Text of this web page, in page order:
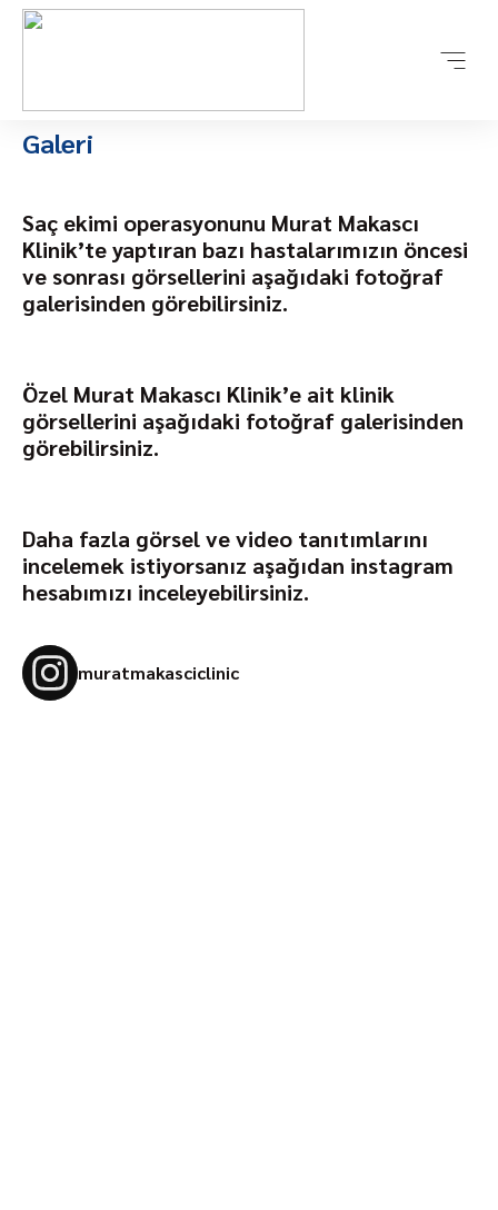
Galeri
Saç ekimi operasyonunu Murat Makascı
Klinik’te yaptıran bazı hastalarımızın öncesi
ve sonrası görsellerini aşağıdaki fotoğraf
galerisinden görebilirsiniz.
Özel Murat Makascı Klinik’e ait klinik
görsellerini aşağıdaki fotoğraf galerisinden
görebilirsiniz.
Daha fazla görsel ve video tanıtımlarını
incelemek istiyorsanız aşağıdan instagram
hesabımızı inceleyebilirsiniz.
muratmakasciclinic